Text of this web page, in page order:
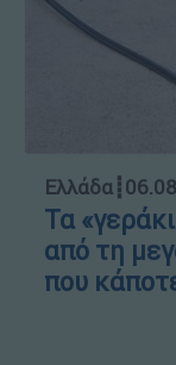
Ελλάδα┋
Τα
από τη
που